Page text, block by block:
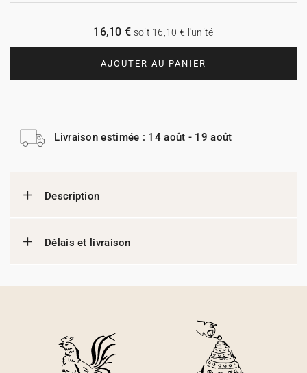
AJOUTER AU PANIER
16,10 € soit 16,10 € l'unité
Livraison estimée : 14 août - 19 août
Description
Délais et livraison